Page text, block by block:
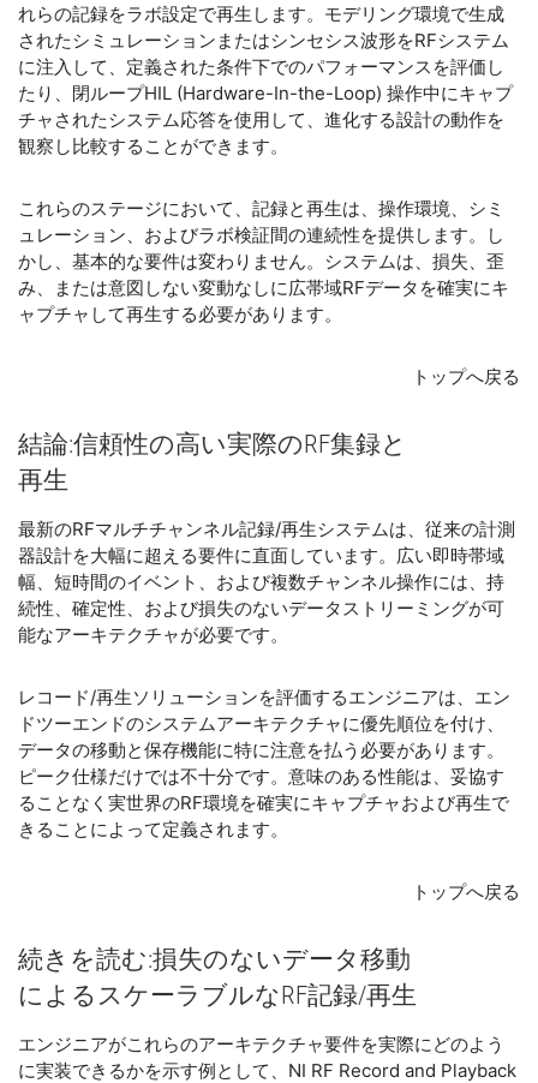
れらの記録をラボ設定で再生します。モデリング環境で生成
されたシミュレーションまたはシンセシス波形をRFシステム
に注入して、定義された条件下でのパフォーマンスを評価し
たり、閉ループHIL (Hardware-In-the-Loop) 操作中にキャプ
チャされたシステム応答を使用して、進化する設計の動作を
観察し比較することができます。
これらのステージにおいて、記録と再生は、操作環境、シミ
ュレーション、およびラボ検証間の連続性を提供します。し
かし、基本的な要件は変わりません。システムは、損失、歪
み、または意図しない変動なしに広帯域RFデータを確実にキ
ャプチャして再生する必要があります。
トップへ戻る
結論:信頼性の高い実際のRF集録と
再生
最新のRFマルチチャンネル記録/再生システムは、従来の計測
器設計を大幅に超える要件に直面しています。広い即時帯域
幅、短時間のイベント、および複数チャンネル操作には、持
続性、確定性、および損失のないデータストリーミングが可
能なアーキテクチャが必要です。
レコード/再生ソリューションを評価するエンジニアは、エン
ドツーエンドのシステムアーキテクチャに優先順位を付け、
データの移動と保存機能に特に注意を払う必要があります。
ピーク仕様だけでは不十分です。意味のある性能は、妥協す
ることなく実世界のRF環境を確実にキャプチャおよび再生で
きることによって定義されます。
トップへ戻る
続き を読む:損失のないデータ移動
によるスケーラブルなRF記録/再生
エンジニアがこれらのアーキテクチャ要件を実際にどのよう
に実装できるかを示す例として、NI RF Record and Playback